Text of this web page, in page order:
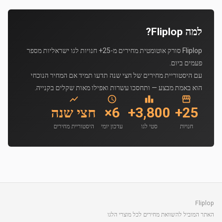
למה Fliplop?
Fliplop סורק אוטומטית מחירים מ-25+ חנויות לגו ישראליות מספר
פעמים ביום.
עם היסטוריית מחירים של חצי שנה תדעו תמיד אם המחיר הנוכחי
הוא באמת מבצע — ותחסכו עשרות ואפילו מאות שקלים בקנייה.
25+
חנויות
3,800+
סטי לגו
6×
עדכון יומי
חצי שנה
היסטוריית מחירים
Fliplop
האתר המוביל להשוואת מחירים לכל מוצרי הלגו